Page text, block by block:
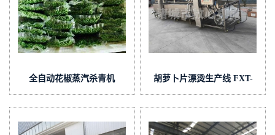
全自动花椒蒸汽杀青机
胡萝卜片漂烫生产线 FXT-
6000